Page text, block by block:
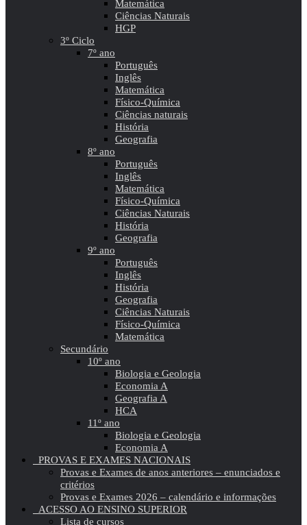
Matemática
Ciências Naturais
HGP
3º Ciclo
7º ano
Português
Inglês
Matemática
Físico-Química
Ciências naturais
História
Geografia
8º ano
Português
Inglês
Matemática
Físico-Química
Ciências Naturais
História
Geografia
9º ano
Português
Inglês
História
Geografia
Ciências Naturais
Físico-Química
Matemática
Secundário
10º ano
Biologia e Geologia
Economia A
Geografia A
HCA
11º ano
Biologia e Geologia
Economia A
PROVAS E EXAMES NACIONAIS
Provas e Exames de anos anteriores – enunciados e
critérios
Provas e Exames 2026 – calendário e informações
ACESSO AO ENSINO SUPERIOR
Lista de cursos